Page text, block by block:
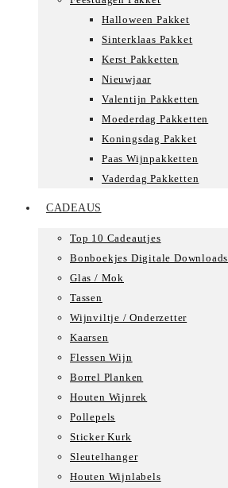
Halloween Pakket
Sinterklaas Pakket
Kerst Pakketten
Nieuwjaar
Valentijn Pakketten
Moederdag Pakketten
Koningsdag Pakket
Paas Wijnpakketten
Vaderdag Pakketten
CADEAUS
Top 10 Cadeautjes
Bonboekjes Digitale Downloads
Glas / Mok
Tassen
Wijnviltje / Onderzetter
Kaarsen
Flessen Wijn
Borrel Planken
Houten Wijnrek
Pollepels
Sticker Kurk
Sleutelhanger
Houten Wijnlabels